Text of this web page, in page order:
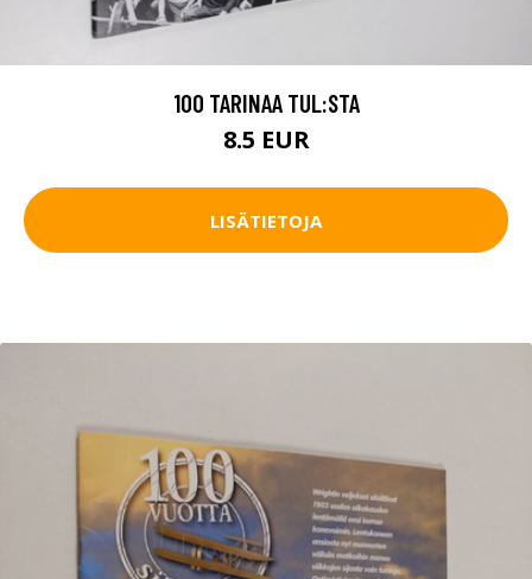
100 TARINAA TUL:STA
8.5 EUR
LISÄTIETOJA